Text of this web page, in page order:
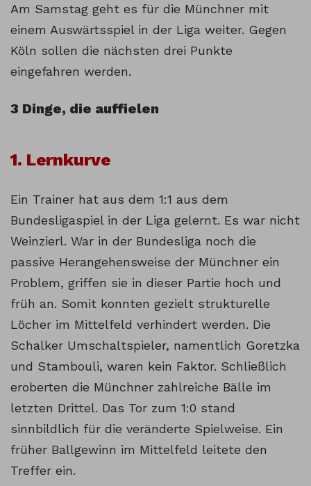
Am Samstag geht es für die Münchner mit
einem Auswärtsspiel in der Liga weiter. Gegen
Köln sollen die nächsten drei Punkte
eingefahren werden.
3 Dinge, die auffielen
1. Lernkurve
Ein Trainer hat aus dem 1:1 aus dem
Bundesligaspiel in der Liga gelernt. Es war nicht
Weinzierl. War in der Bundesliga noch die
passive Herangehensweise der Münchner ein
Problem, griffen sie in dieser Partie hoch und
früh an. Somit konnten gezielt strukturelle
Löcher im Mittelfeld verhindert werden. Die
Schalker Umschaltspieler, namentlich Goretzka
und Stambouli, waren kein Faktor. Schließlich
eroberten die Münchner zahlreiche Bälle im
letzten Drittel. Das Tor zum 1:0 stand
sinnbildlich für die veränderte Spielweise. Ein
früher Ballgewinn im Mittelfeld leitete den
Treffer ein.